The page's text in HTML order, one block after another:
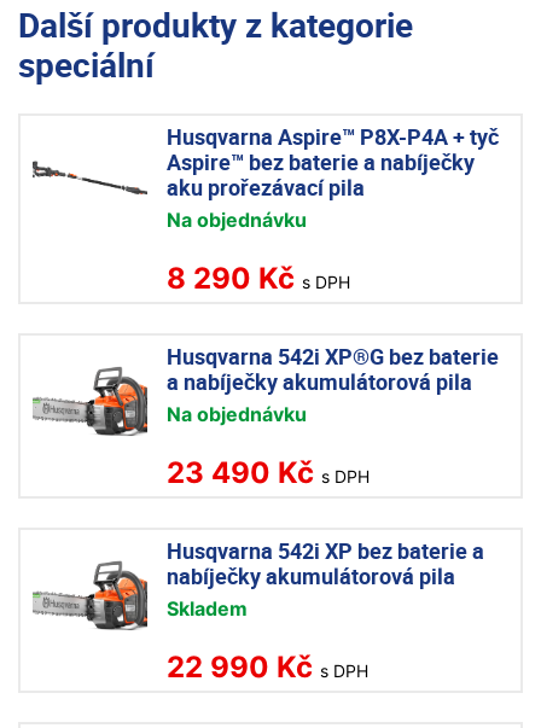
Další produkty z kategorie
speciální
Husqvarna Aspire™ P8X-P4A + tyč
Aspire™ bez baterie a nabíječky
aku prořezávací pila
Na objednávku
8 290 Kč s DPH
Husqvarna 542i XP®G bez baterie
a nabíječky akumulátorová pila
Na objednávku
23 490 Kč s DPH
Husqvarna 542i XP bez baterie a
nabíječky akumulátorová pila
Skladem
22 990 Kč s DPH